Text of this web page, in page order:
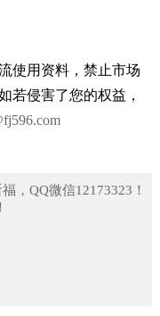
使用资料，禁止市场
若侵害了您的权益，
，QQ微信12173323！